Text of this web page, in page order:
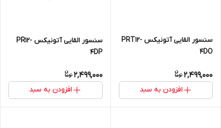
سنسور القایی آتونیکس PRT12-
4DO
2,499,000
افزودن به سبد
سنسور القایی آتونیکس PR12-
4DP
2,499,000
افزودن به سبد